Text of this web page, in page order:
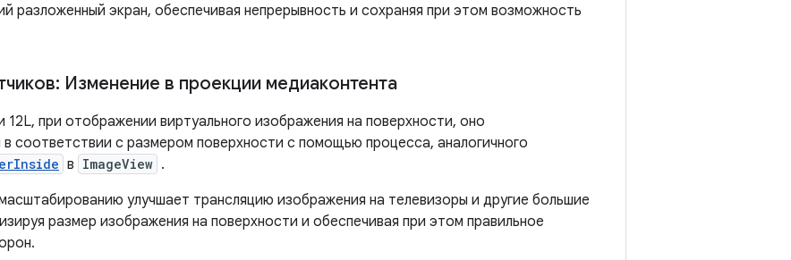
разложенный экран, обеспечивая непрерывность и сохраняя при этом возможность
Изменение в проекции медиаконтента
12L, при отображении виртуального изображения на поверхности, оно
соответствии с размером поверхности с помощью процесса, аналогичного
в ImageView .
улучшает трансляцию изображения на телевизоры и другие большие
размер изображения на поверхности и обеспечивая при этом правильное